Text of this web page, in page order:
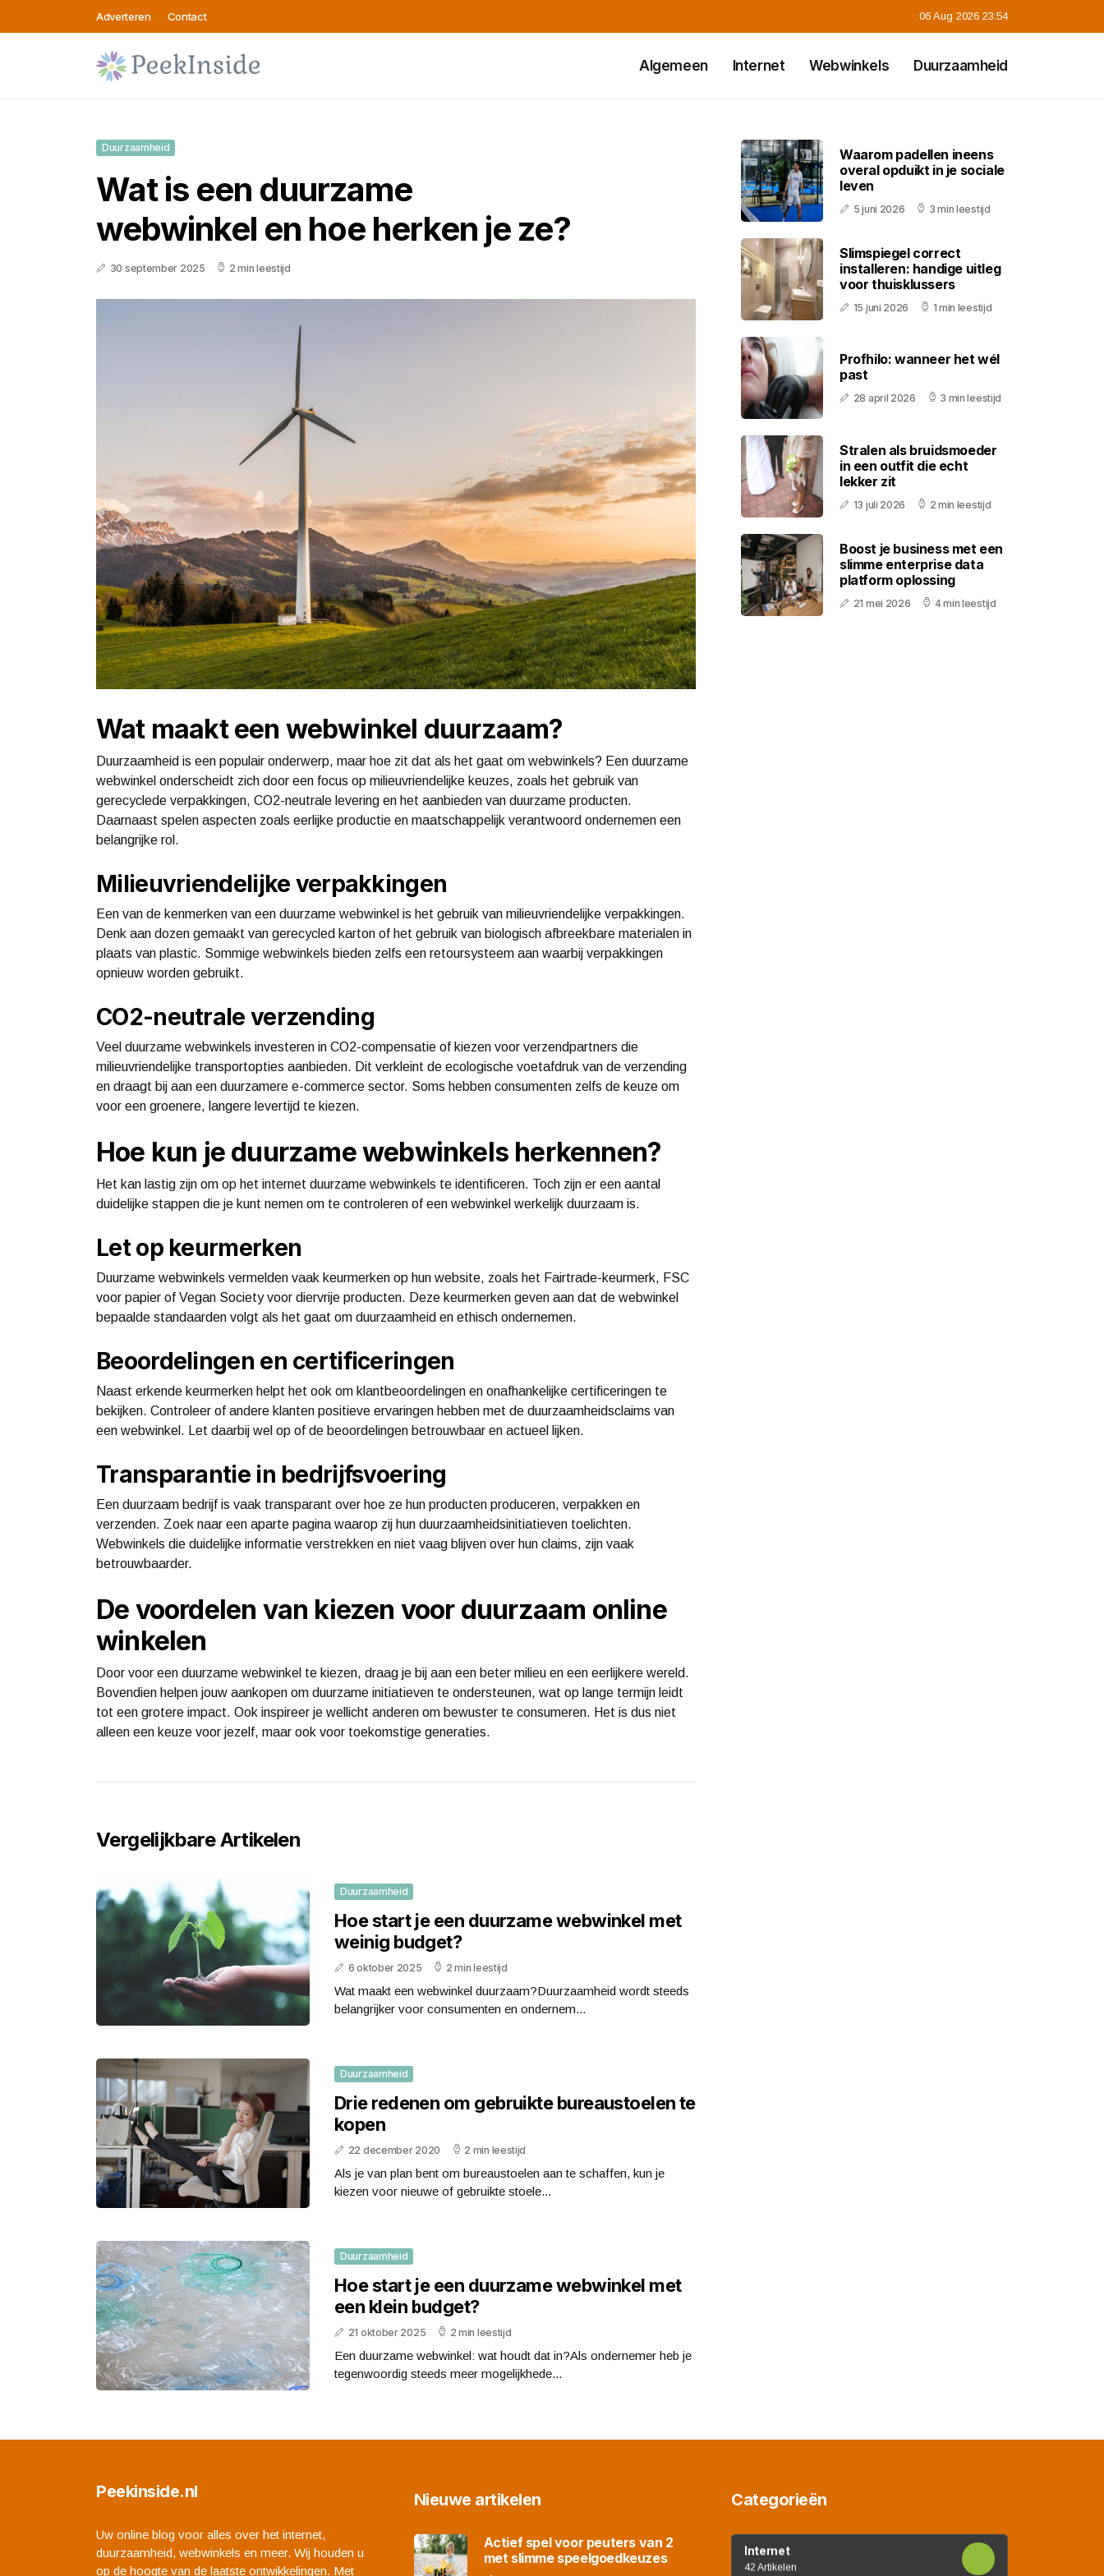
Adverteren Contact 06 Aug 2026 23:54
Algemeen Internet Webwinkels Duurzaamheid
Duurzaamheid
Wat is een duurzame
webwinkel en hoe herken je ze?
30 september 2025 2 min leestijd
Wat maakt een webwinkel duurzaam?
Duurzaamheid is een populair onderwerp, maar hoe zit dat als het gaat om webwinkels? Een duurzame
webwinkel onderscheidt zich door een focus op milieuvriendelijke keuzes, zoals het gebruik van
gerecyclede verpakkingen, CO2-neutrale levering en het aanbieden van duurzame producten.
Daarnaast spelen aspecten zoals eerlijke productie en maatschappelijk verantwoord ondernemen een
belangrijke rol.
Milieuvriendelijke verpakkingen
Een van de kenmerken van een duurzame webwinkel is het gebruik van milieuvriendelijke verpakkingen.
Denk aan dozen gemaakt van gerecycled karton of het gebruik van biologisch afbreekbare materialen in
plaats van plastic. Sommige webwinkels bieden zelfs een retoursysteem aan waarbij verpakkingen
opnieuw worden gebruikt.
CO2-neutrale verzending
Veel duurzame webwinkels investeren in CO2-compensatie of kiezen voor verzendpartners die
milieuvriendelijke transportopties aanbieden. Dit verkleint de ecologische voetafdruk van de verzending
en draagt bij aan een duurzamere e-commerce sector. Soms hebben consumenten zelfs de keuze om
voor een groenere, langere levertijd te kiezen.
Hoe kun je duurzame webwinkels herkennen?
Het kan lastig zijn om op het internet duurzame webwinkels te identificeren. Toch zijn er een aantal
duidelijke stappen die je kunt nemen om te controleren of een webwinkel werkelijk duurzaam is.
Let op keurmerken
Duurzame webwinkels vermelden vaak keurmerken op hun website, zoals het Fairtrade-keurmerk, FSC
voor papier of Vegan Society voor diervrije producten. Deze keurmerken geven aan dat de webwinkel
bepaalde standaarden volgt als het gaat om duurzaamheid en ethisch ondernemen.
Beoordelingen en certificeringen
Naast erkende keurmerken helpt het ook om klantbeoordelingen en onafhankelijke certificeringen te
bekijken. Controleer of andere klanten positieve ervaringen hebben met de duurzaamheidsclaims van
een webwinkel. Let daarbij wel op of de beoordelingen betrouwbaar en actueel lijken.
Transparantie in bedrijfsvoering
Een duurzaam bedrijf is vaak transparant over hoe ze hun producten produceren, verpakken en
verzenden. Zoek naar een aparte pagina waarop zij hun duurzaamheidsinitiatieven toelichten.
Webwinkels die duidelijke informatie verstrekken en niet vaag blijven over hun claims, zijn vaak
betrouwbaarder.
De voordelen van kiezen voor duurzaam online
winkelen
Door voor een duurzame webwinkel te kiezen, draag je bij aan een beter milieu en een eerlijkere wereld.
Bovendien helpen jouw aankopen om duurzame initiatieven te ondersteunen, wat op lange termijn leidt
tot een grotere impact. Ook inspireer je wellicht anderen om bewuster te consumeren. Het is dus niet
alleen een keuze voor jezelf, maar ook voor toekomstige generaties.
Vergelijkbare Artikelen
Duurzaamheid
Hoe start je een duurzame webwinkel met
weinig budget?
6 oktober 2025 2 min leestijd
Wat maakt een webwinkel duurzaam?Duurzaamheid wordt steeds
belangrijker voor consumenten en ondernem...
Duurzaamheid
Drie redenen om gebruikte bureaustoelen te
kopen
22 december 2020 2 min leestijd
Als je van plan bent om bureaustoelen aan te schaffen, kun je
kiezen voor nieuwe of gebruikte stoele...
Duurzaamheid
Hoe start je een duurzame webwinkel met
een klein budget?
21 oktober 2025 2 min leestijd
Een duurzame webwinkel: wat houdt dat in?Als ondernemer heb je
tegenwoordig steeds meer mogelijkhede...
Waarom padellen ineens
overal opduikt in je sociale
leven
5 juni 2026 3 min leestijd
Slimspiegel correct
installeren: handige uitleg
voor thuisklussers
15 juni 2026 1 min leestijd
Profhilo: wanneer het wél
past
28 april 2026 3 min leestijd
Stralen als bruidsmoeder
in een outfit die echt
lekker zit
13 juli 2026 2 min leestijd
Boost je business met een
slimme enterprise data
platform oplossing
21 mei 2026 4 min leestijd
Peekinside.nl
Uw online blog voor alles over het internet,
duurzaamheid, webwinkels en meer. Wij houden u
op de hoogte van de laatste ontwikkelingen. Met
Nieuwe artikelen
Actief spel voor peuters van 2
met slimme speelgoedkeuzes
Categorieën
Internet
42 Artikelen